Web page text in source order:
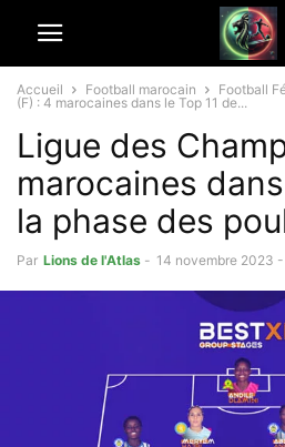
Accueil Football marocain Football
(F) : 4 marocaines dans le Top 11 de...
Ligue des
marocaines
la phase des
Par Lions de l'Atlas - 14 novembre 2023